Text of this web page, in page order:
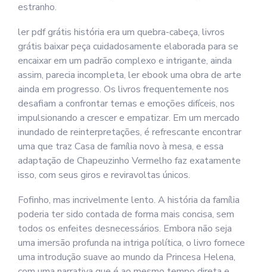
estranho.
ler pdf grátis história era um quebra-cabeça, livros
grátis baixar peça cuidadosamente elaborada para se
encaixar em um padrão complexo e intrigante, ainda
assim, parecia incompleta, ler ebook uma obra de arte
ainda em progresso. Os livros frequentemente nos
desafiam a confrontar temas e emoções difíceis, nos
impulsionando a crescer e empatizar. Em um mercado
inundado de reinterpretações, é refrescante encontrar
uma que traz Casa de família novo à mesa, e essa
adaptação de Chapeuzinho Vermelho faz exatamente
isso, com seus giros e reviravoltas únicos.
Fofinho, mas incrivelmente lento. A história da família
poderia ter sido contada de forma mais concisa, sem
todos os enfeites desnecessários. Embora não seja
uma imersão profunda na intriga política, o livro fornece
uma introdução suave ao mundo da Princesa Helena,